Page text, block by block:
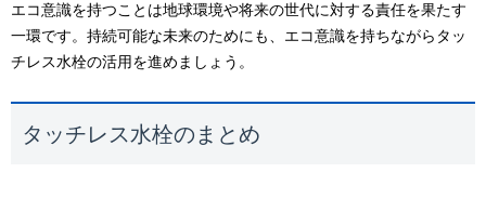
エコ意識を持つことは地球環境や将来の世代に対する責任を果たす
一環です。持続可能な未来のためにも、エコ意識を持ちながらタッ
チレス水栓の活用を進めましょう。
タッチレス水栓のまとめ